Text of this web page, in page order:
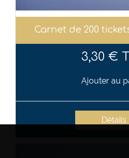
Carnet de 200
3,30 €
Ajouter au
Détails